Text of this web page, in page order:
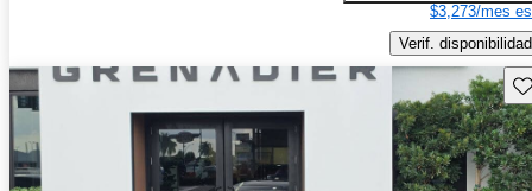
$3,273/mes
Verif. disponibilidad